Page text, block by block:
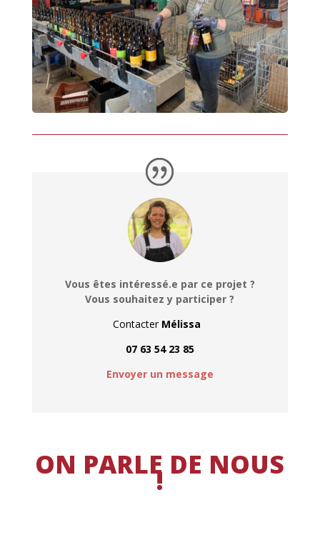
Vous êtes intéressé.e par ce projet ?
Vous souhaitez y participer ?
Contacter Mélissa
07 63 54 23 85
Envoyer un message
ON PARLE DE NOUS
!